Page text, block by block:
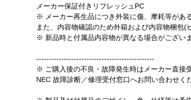
メーカー保証付きリフレッシュPC
※ メーカー再生品につき外装に傷、摩耗等があ
また、内容物確認のため外箱および内容物梱包(
※ 新品時と付属品内容物が異なる場合がござい
-----------------------------------------------
※ ご購入後の不良・故障発生時はメーカー直接
NEC 故障診断／修理受付窓口へお問い合わせく